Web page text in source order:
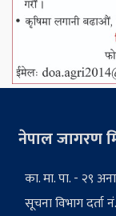
नेपाल जागरण
का. मा. पा. - २९
सूचना विभाग